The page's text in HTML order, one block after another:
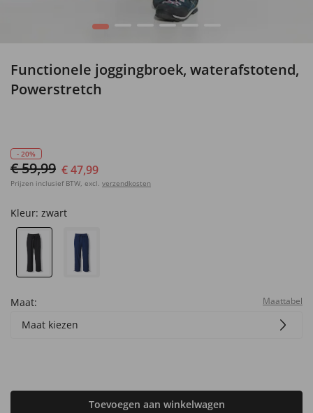
1 2 4 5
Functionele joggingbroek, waterafstotend,
Powerstretch
- 20%
€ 59,99 € 47,99
Prijzen inclusief BTW, excl. verzendkosten
Kleur: zwart
Maat: Maattabel
Maat kiezen
Toevoegen aan winkelwagen